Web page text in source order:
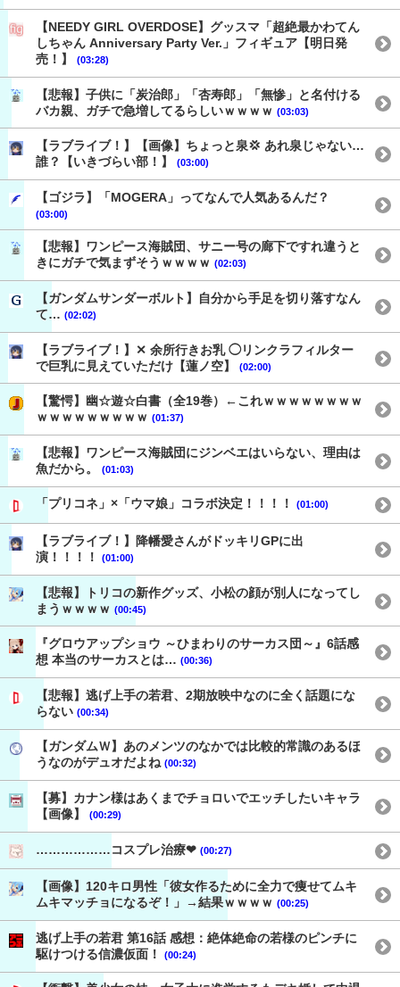
【NEEDY GIRL OVERDOSE】グッスマ「超絶最かわてん
しちゃん Anniversary Party Ver.」フィギュア【明日発
売！】
(03:28)
【悲報】子供に「炭治郎」「杏寿郎」「無惨」と名付ける
バカ親、ガチで急増してるらしいｗｗｗｗ (03:03)
【ラブライブ！】【画像】ちょっと泉💢 あれ泉じゃない…
誰？【いきづらい部！】
(03:00)
【ゴジラ】「MOGERA」ってなんで人気あるんだ？
(03:00)
【悲報】ワンピース海賊団、サニー号の廊下ですれ違うと
きにガチで気まずそうｗｗｗｗ (02:03)
【ガンダムサンダーボルト】自分から手足を切り落すなん
て… (02:02)
【ラブライブ！】✕ 余所行きお乳 ◯リンクラフィルター
で巨乳に見えていただけ【蓮ノ空】
(02:00)
【驚愕】幽☆遊☆白書（全19巻）←これｗｗｗｗｗｗｗｗ
ｗｗｗｗｗｗｗｗｗ (01:37)
【悲報】ワンピース海賊団にジンベエはいらない、理由は
魚だから。
(01:03)
「プリコネ」×「ウマ娘」コラボ決定！！！！ (01:00)
【ラブライブ！】降幡愛さんがドッキリGPに出
演！！！！
(01:00)
【悲報】トリコの新作グッズ、小松の顔が別人になってし
まうｗｗｗｗ (00:45)
『グロウアップショウ ～ひまわりのサーカス団～』6話感
想 本当のサーカスとは… (00:36)
【悲報】逃げ上手の若君、2期放映中なのに全く話題にな
らない (00:34)
【ガンダムＷ】あのメンツのなかでは比較的常識のあるほ
うなのがデュオだよね (00:32)
【募】カナン様はあくまでチョロいでエッチしたいキャラ
【画像】
(00:29)
………………コスプレ治療❤ (00:27)
【画像】120キロ男性「彼女作るために全力で痩せてムキ
ムキマッチョになるぞ！」→結果ｗｗｗｗ (00:25)
逃げ上手の若君 第16話 感想：絶体絶命の若様のピンチに
駆けつける信濃仮面！
(00:24)